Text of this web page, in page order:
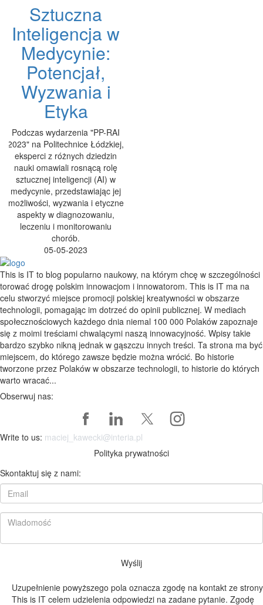
Sztuczna
Inteligencja w
Medycynie:
Potencjał,
Wyzwania i
Etyka
Podczas wydarzenia "PP-RAI
2023" na Politechnice Łódzkiej,
eksperci z różnych dziedzin
nauki omawiali rosnącą rolę
sztucznej inteligencji (AI) w
medycynie, przedstawiając jej
możliwości, wyzwania i etyczne
aspekty w diagnozowaniu,
leczeniu i monitorowaniu
chorób.
05-05-2023
This is IT to blog popularno naukowy, na którym chcę w szczególności
torować drogę polskim innowacjom i innowatorom. This is IT ma na
celu stworzyć miejsce promocji polskiej kreatywności w obszarze
technologii, pomagając im dotrzeć do opinii publicznej. W mediach
społecznościowych każdego dnia niemal 100 000 Polaków zapoznaje
się z moimi treściami chwalącymi naszą innowacyjność. Wpisy takie
bardzo szybko nikną jednak w gąszczu innych treści. Ta strona ma być
miejscem, do którego zawsze będzie można wrócić. Bo historie
tworzone przez Polaków w obszarze technologii, to historie do których
warto wracać...
Obserwuj nas:
Write to us: maciej_kawecki@interia.pl
Polityka prywatności
Skontaktuj się z nami:
Wyślij
Uzupełnienie powyższego pola oznacza zgodę na kontakt ze strony
This is IT celem udzielenia odpowiedzi na zadane pytanie. Zgodę